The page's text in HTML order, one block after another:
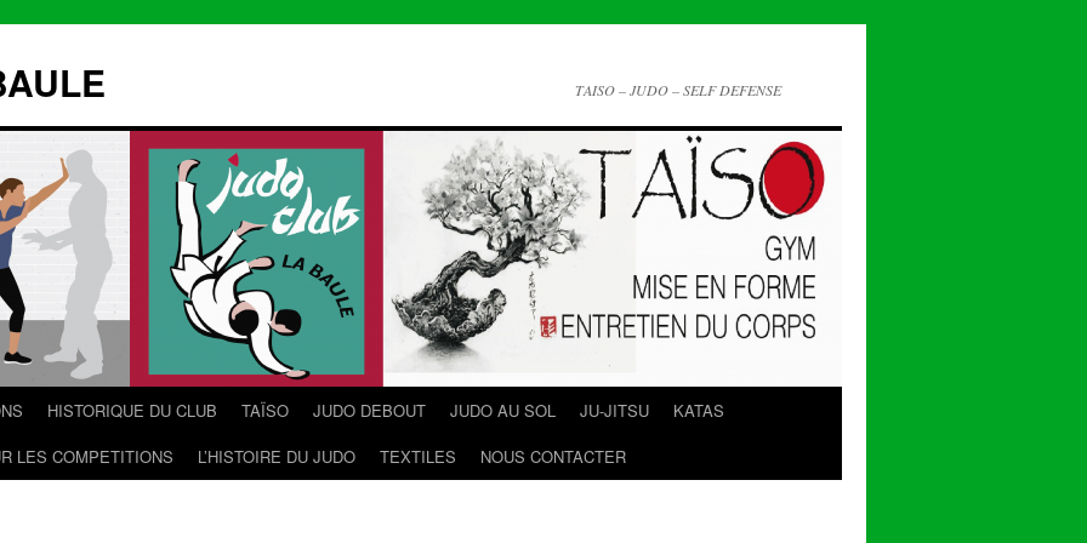
TAISO – JUDO – SELF DEFENSE
HISTORIQUE DU CLUB TAÏSO JUDO DEBOUT JUDO AU SOL JU-JITSU
KATAS
LES COMPETITIONS L’HISTOIRE DU JUDO TEXTILES NOUS CONTACTER